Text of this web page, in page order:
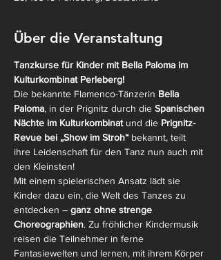
Über die Veranstaltung
Tanzkurse für Kinder mit Bella Paloma im
Kulturkombinat Perleberg!
Die bekannte Flamenco-Tänzerin Bella
Paloma, in der Prignitz durch die Spanischen
Nächte im Kulturkombinat und die Prignitz-
Revue bei „Show im Stroh“ bekannt, teilt
ihre Leidenschaft für den Tanz nun auch mit
den Kleinsten!
Mit einem spielerischen Ansatz lädt sie
Kinder dazu ein, die Welt des Tanzes zu
entdecken – ganz ohne strenge
Choreographien. Zu fröhlicher Kindermusik
reisen die Teilnehmer in ferne
Fantasiewelten und lernen, mit ihrem Körper